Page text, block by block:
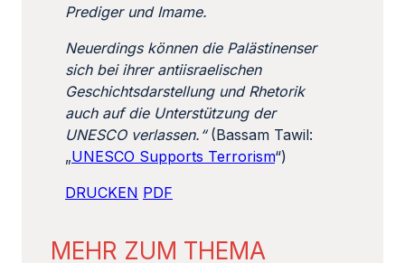
Prediger und Imame.
Neuerdings können die Palästinenser
sich bei ihrer antiisraelischen
Geschichtsdarstellung und Rhetorik
auch auf die Unterstützung der
UNESCO verlassen.“(Bassam Tawil:
„UNESCO Supports Terrorism“)
DRUCKEN PDF
MEHR ZUM THEMA